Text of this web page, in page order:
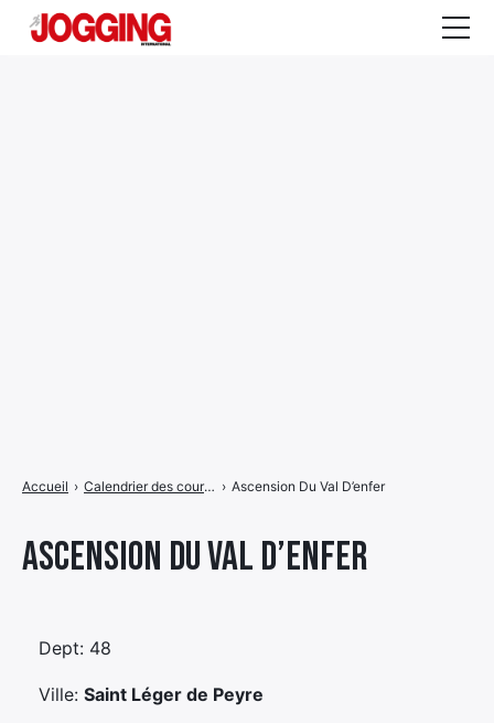
Ascension Du Val D’enfer
Accueil › Calendrier des courses › Ascension Du Val D’enfer
Dept: 48
Ville: Saint Léger de Peyre
de
Élément
Élément